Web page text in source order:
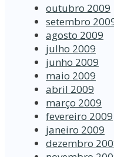
outubro 2009
setembro
agosto 2009
julho 2009
junho 2009
maio 2009
abril 2009
março 2009
fevereiro 2009
janeiro 2009
dezembro